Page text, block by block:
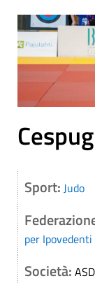
Sport: Judo
per Ipovedenti
Società: